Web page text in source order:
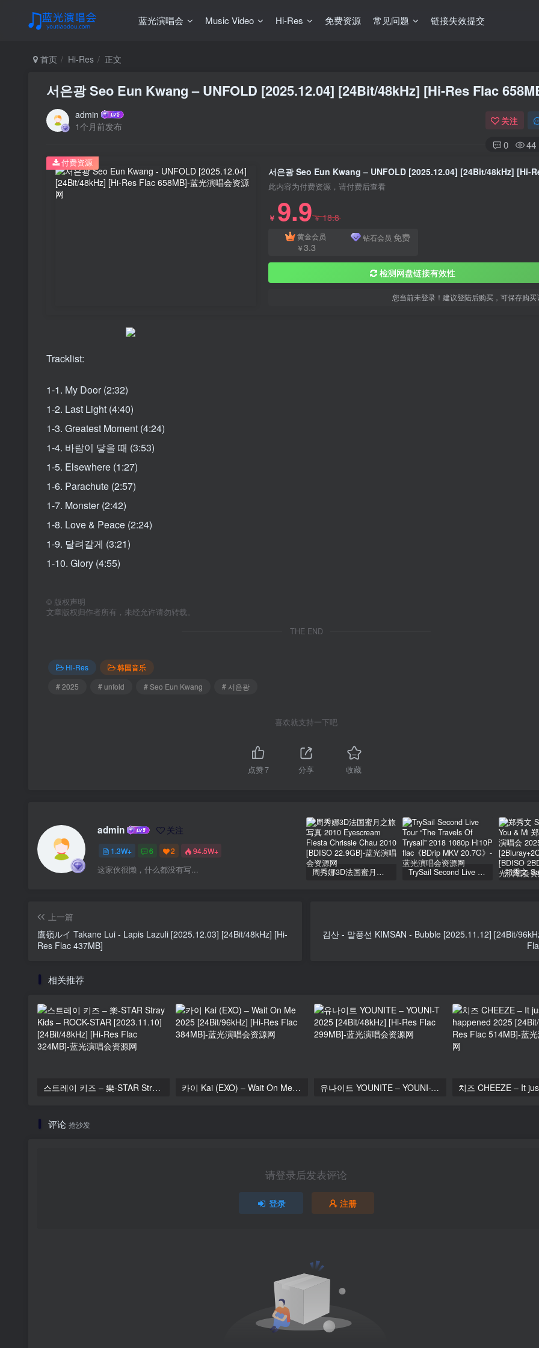
蓝光演唱会 Music Video Hi-Res 免费资源 常见问题 链接失效提交
首页 Hi-Res 正文
서은광 Seo Eun Kwang – UNFOLD [2025.12.04] [24Bit/48kHz] [Hi-Res Flac
admin
1个月前发布
关注
0 44
此内容为付费资源，请付费后查看
￥ 9.9￥18.8
黄金会员
￥3.3
钻石会员 免费
检测网盘链接有效性
您当前未登录！建议登陆后购买，可保存购买
付费资源
Tracklist:
1-1. My Door (2:32)
1-2. Last Light (4:40)
1-3. Greatest Moment (4:24)
1-4. 바람이 닿을 때 (3:53)
1-5. Elsewhere (1:27)
1-6. Parachute (2:57)
1-7. Monster (2:42)
1-8. Love & Peace (2:24)
1-9. 달려갈게 (3:21)
1-10. Glory (4:55)
© 版权声明
文章版权归作者所有，未经允许请勿转载。
THE END
Hi-Res
韩国音乐
# 2025
# unfold # Seo Eun Kwang # 서은광
喜欢就支持一下吧
点赞7 分享 收藏
admin 关注
1.3W+ 6 2 94.5W+
这家伙很懒，什么都没有写... 周秀娜3D法国蜜月之旅写真 2010 Eyescream Fiesta Chrissie Chau 2010 [BDISO 22.9GB] TrySail Second Live Tour “The Travels Of Trysail” 2018 1080p Hi10P flac《BDrip MKV 20.7G》
上一篇
鷹嶺ルイ Takane Lui - Lapis Lazuli [2025.12.03] [24Bit/48kHz] [Hi-
Res Flac 437MB]
김산 - 말풍선 KIMSAN - Bubble [2025.11.12] [24Bit/
相关推荐
스트레이 키즈 – 樂-STAR Stray Kids – ROCK-STAR [2023.11.10] [24Bit/48kHz] [Hi-Res Flac 324MB] 카이 Kai (EXO) – Wait On Me 2025 [24Bit/96kHz] [Hi-Res Flac 384MB] 유나이트 YOUNITE – YOUNI-T 2025 [24Bit/48kHz] [Hi-Res Flac 299MB]
评论 抢沙发
请登录后发表评论
登录 注册